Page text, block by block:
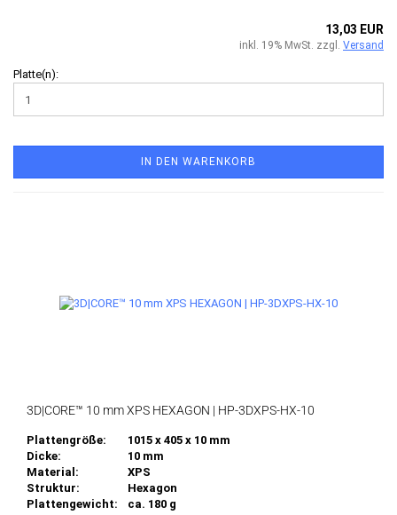
13,03 EUR
inkl. 19% MwSt. zzgl. Versand
Platte(n):
IN DEN WARENKORB
3D|CORE™ 10 mm XPS HEXAGON | HP-3DXPS-HX-10
Plattengröße:
1015 x 405 x 10 mm
Dicke:
10 mm
Material:
XPS
Struktur:
Hexagon
Plattengewicht:
ca. 180 g